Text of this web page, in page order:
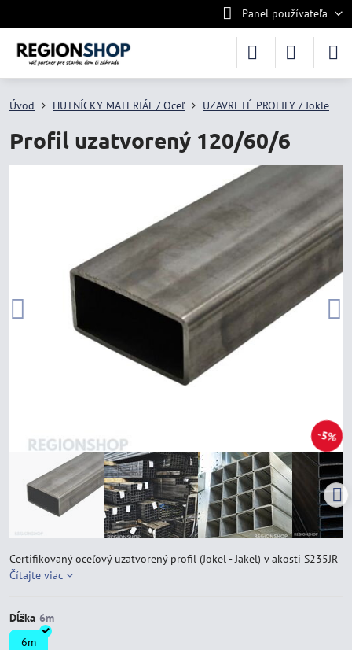
Panel používateľa
5%
Úvod HUTNÍCKY MATERIÁL / Oceľ UZAVRETÉ PROFILY / Jokle
Profil uzatvorený 120/60/6
Certifikovaný oceľový uzatvorený profil (Jokel - Jakel) v akosti S235JR
Čítajte viac
Dĺžka
6m